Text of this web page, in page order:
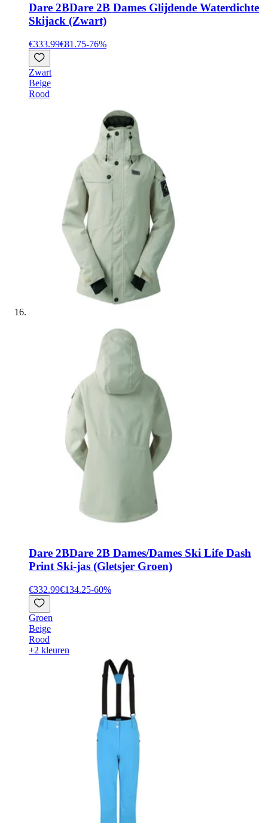
Dare 2BDare 2B Dames Glijdende Waterdichte
Skijack (Zwart)
€333.99€81.75-76%
Zwart
Beige
Rood
Dare 2BDare 2B Dames/Dames Ski Life Dash
Print Ski-jas (Gletsjer Groen)
€332.99€134.25-60%
Groen
Beige
Rood
+2 kleuren